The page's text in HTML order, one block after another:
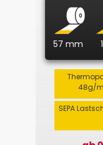
57 mm
48g/
SEPA